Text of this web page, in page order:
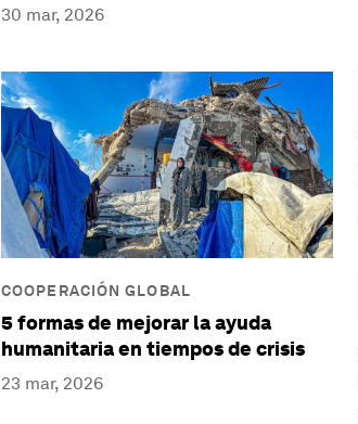
30 mar, 2026
COOPERACIÓN GLOBAL
5 formas de mejorar la ayuda
humanitaria en tiempos de crisis
23 mar, 2026